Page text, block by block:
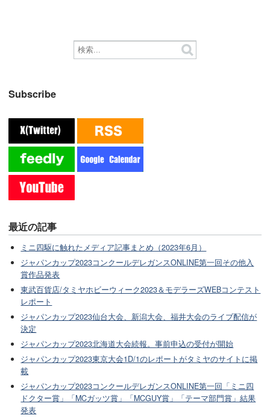
Subscribe
最近の記事
ミニ四駆に触れたメディア記事まとめ（2023年6月）
ジャパンカップ2023コンクールデレガンスONLINE第一回その他入
賞作品発表
東武百貨店/タミヤホビーウィーク2023＆モデラーズWEBコンテスト
レポート
ジャパンカップ2023仙台大会、新潟大会、福井大会のライブ配信が
決定
ジャパンカップ2023北海道大会続報。事前申込の受付が開始
ジャパンカップ2023東京大会1D/1のレポートがタミヤのサイトに掲
載
ジャパンカップ2023コンクールデレガンスONLINE第一回「ミニ四
ドクター賞」「MCガッツ賞」「MCGUY賞」「テーマ部門賞」結果
発表